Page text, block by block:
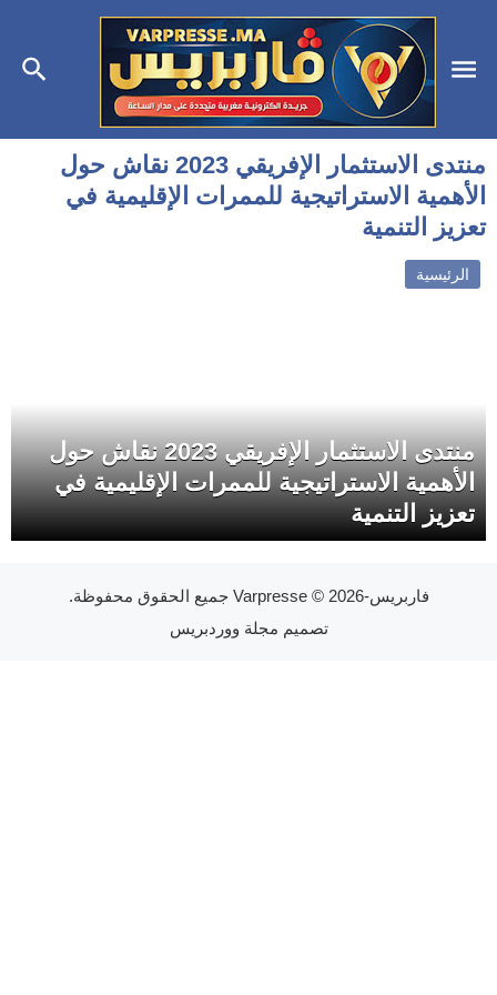
منتدى الاستثمار الإفريقي 2023 نقاش حول
الأهمية الاستراتيجية للممرات الإقليمية في
تعزيز التنمية
الرئيسية
منتدى الاستثمار الإفريقي 2023 نقاش حول
الأهمية الاستراتيجية للممرات الإقليمية في
تعزيز التنمية
فاربريس-Varpresse© 2026 جميع الحقوق محفوظة.
تصميم مجلة ووردبريس